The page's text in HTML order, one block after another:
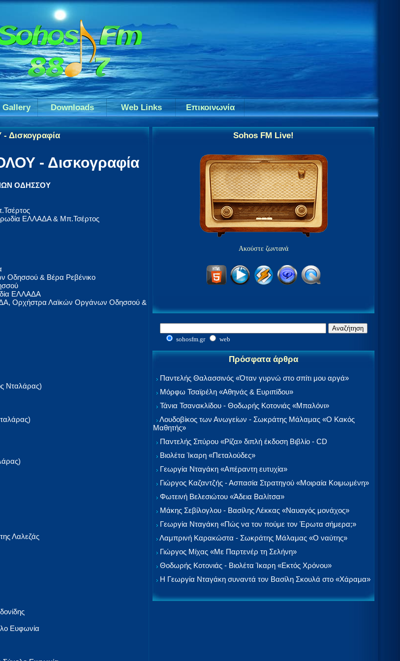
Gallery Downloads Web Links Επικοινωνία
Δισκογραφία
- Δισκογραφία
ΟΔΗΣΣΟΥ
ΕΛΛΑΔΑ & Μπ.Τσέρτος
Οδησσού & Βέρα Ρεβένικο
ΕΛΛΑΔΑ
Ορχήστρα Λαϊκών Οργάνων Οδησσού &
Νταλάρας)
Λαλεζάς
Ευφωνία
Sohos FM Live!
Ακούστε ζωντανά
sohosfm.gr web
Πρόσφατα άρθρα
Παντελής Θαλασσινός «Όταν γυρνώ στο σπίτι μου αργά»
Μόρφω Τσαϊρέλη «Αθηνάς & Ευριπίδου»
Τάνια Τσανακλίδου - Θοδωρής Κοτονιάς «Μπαλόνι»
Λουδοβίκος των Ανωγείων - Σωκράτης Μάλαμας «Ο Κακός
Μαθητής»
Παντελής Σπύρου «Ρίζα» διπλή έκδοση Βιβλίο - CD
Βιολέτα Ίκαρη «Πεταλούδες»
Γεωργία Νταγάκη «Aπέραντη ευτυχία»
Γιώργος Καζαντζής - Ασπασία Στρατηγού «Μοιραία Κοιμωμένη»
Φωτεινή Βελεσιώτου «Άδεια Βαλίτσα»
Μάκης Σεβίλογλου - Βασίλης Λέκκας «Ναυαγός μονάχος»
Γεωργία Νταγάκη «Πώς να τον πούμε τον Έρωτα σήμερα;»
Λαμπρινή Καρακώστα - Σωκράτης Μάλαμας «Ο ναύτης»
Γιώργος Μίχας «Με Παρτενέρ τη Σελήνη»
Θοδωρής Κοτονιάς - Βιολέτα Ίκαρη «Εκτός Χρόνου»
Η Γεωργία Νταγάκη συναντά τον Βασίλη Σκουλά στο «Χάραμα»